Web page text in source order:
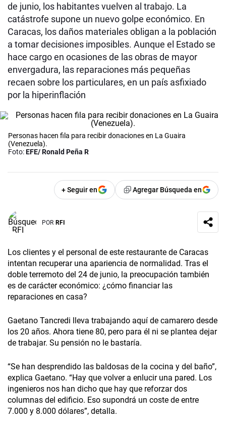
de junio, los habitantes vuelven al trabajo. La
catástrofe supone un nuevo golpe económico. En
Caracas, los daños materiales obligan a la población
a tomar decisiones imposibles. Aunque el Estado se
hace cargo en ocasiones de las obras de mayor
envergadura, las reparaciones más pequeñas
recaen sobre los particulares, en un país asfixiado
por la hiperinflación
Personas hacen fila para recibir donaciones en La Guaira
(Venezuela).
Foto:EFE/ Ronald Peña R
+ Seguir en Agregar Búsqueda en
POR RFI
Los clientes y el personal de este restaurante de Caracas
intentan recuperar una apariencia de normalidad. Tras el
doble terremoto del 24 de junio, la preocupación también
es de carácter económico: ¿cómo financiar las
reparaciones en casa?
Gaetano Tancredi lleva trabajando aquí de camarero desde
los 20 años. Ahora tiene 80, pero para él ni se plantea dejar
de trabajar. Su pensión no le bastaría.
“Se han desprendido las baldosas de la cocina y del baño”,
explica Gaetano. “Hay que volver a enlucir una pared. Los
ingenieros nos han dicho que hay que reforzar dos
columnas del edificio. Eso supondrá un coste de entre
7.000 y 8.000 dólares”, detalla.